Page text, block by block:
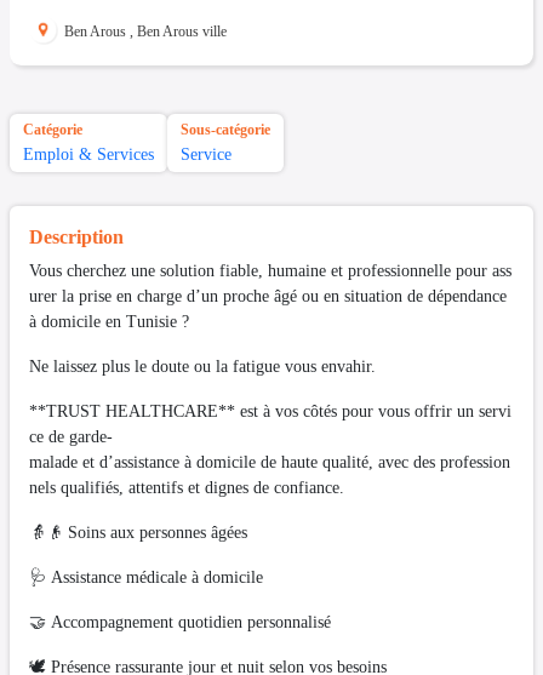
Ben Arous , Ben Arous ville
Catégorie
Emploi & Services
Sous-catégorie
Service
Description
Vous cherchez une solution fiable, humaine et professionnelle pour ass
urer la prise en charge d’un proche âgé ou en situation de dépendance
à domicile en Tunisie ?
Ne laissez plus le doute ou la fatigue vous envahir.
**TRUST HEALTHCARE** est à vos côtés pour vous offrir un servi
ce de garde-
malade et d’assistance à domicile de haute qualité, avec des profession
nels qualifiés, attentifs et dignes de confiance.
👵👴 Soins aux personnes âgées
🩺 Assistance médicale à domicile
🤝 Accompagnement quotidien personnalisé
🕊️ Présence rassurante jour et nuit selon vos besoins